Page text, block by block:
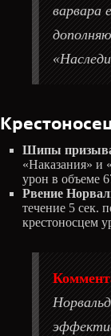
варвара
Шипы
«Наказания» и
урон в объеме
Рвение
течение 5 сек.
крестоносцем